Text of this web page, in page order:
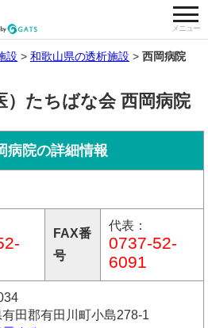
メニュー
析施設を検索する
設 和歌山県の透析施設 西岡病院
）たちばな会 西岡病院
病院の詳細情報
FAX番
号
代表：
0737-52-
6091
田郡有田川町小島278-1